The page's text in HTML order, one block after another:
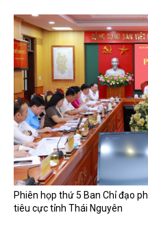
Phiên họp thứ 5 Ban Chỉ đạo
tiêu cực tỉnh Thái Nguyên